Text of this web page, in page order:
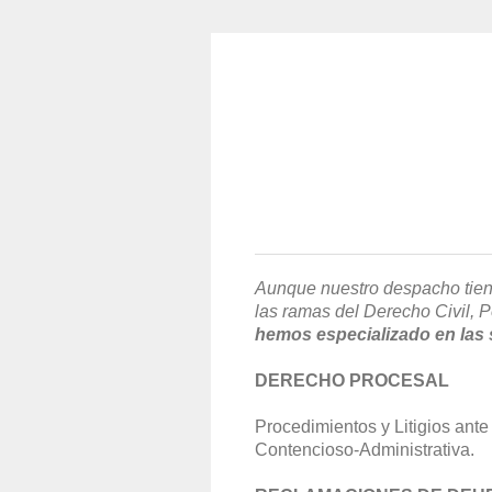
Aunque nuestro despacho
las ramas del Derecho Civil,
hemos especializado en las
DERECHO PROCESAL
Procedimientos y Litigios
Contencioso-Administrativa.